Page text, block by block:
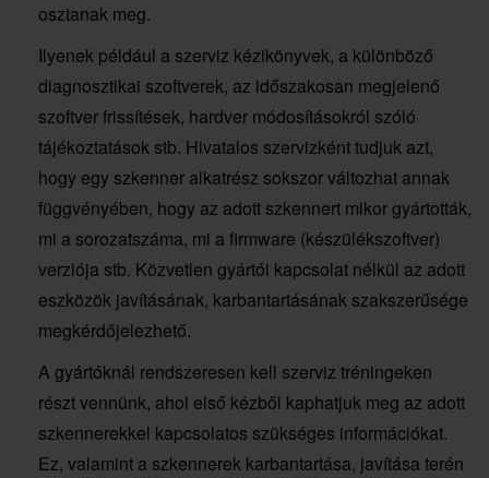
osztanak meg.
Ilyenek például a szerviz kézikönyvek, a különböző
diagnosztikai szoftverek, az időszakosan megjelenő
szoftver frissítések, hardver módosításokról szóló
tájékoztatások stb. Hivatalos szervizként tudjuk azt,
hogy egy szkenner alkatrész sokszor változhat annak
függvényében, hogy az adott szkennert mikor gyártották,
mi a sorozatszáma, mi a firmware (készülékszoftver)
verziója stb. Közvetlen gyártói kapcsolat nélkül az adott
eszközök javításának, karbantartásának szakszerűsége
megkérdőjelezhető.
A gyártóknál rendszeresen kell szerviz tréningeken
részt vennünk, ahol első kézből kaphatjuk meg az adott
szkennerekkel kapcsolatos szükséges információkat.
Ez, valamint a szkennerek karbantartása, javítása terén